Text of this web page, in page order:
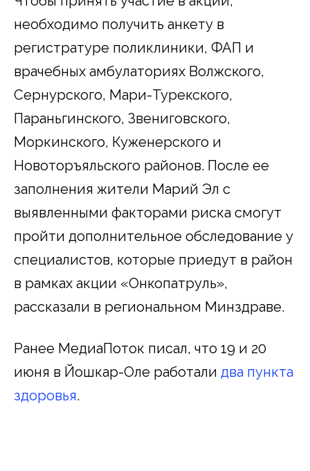
необходимо получить анкету в
регистратуре поликлиники, ФАП и
врачебных амбулаториях Волжского,
Сернурского, Мари-Турекского,
Параньгинского, Звениговского,
Моркинского, Куженерского и
Новоторъяльского районов. После ее
заполнения жители Марий Эл с
выявленными факторами риска смогут
пройти дополнительное обследование у
специалистов, которые приедут в район
в рамках акции «Онкопатруль»,
рассказали в региональном Минздраве.
Ранее МедиаПоток писал, что 19 и 20
июня в Йошкар-Оле работали два пункта
здоровья.